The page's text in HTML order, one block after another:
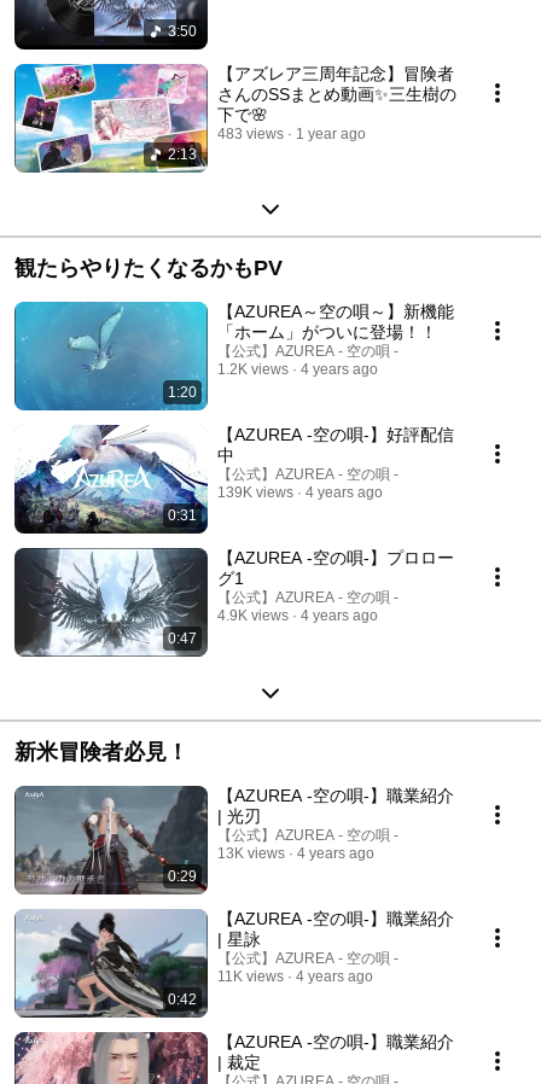
3:50
2:13
【アズレア三周年記念】冒険者
さんのSSまとめ動画✨三生樹の
下で🌸
483 views 1 year ago
観たらやりたくなるかもPV
1:20
【AZUREA～空の唄～】新機能
「ホーム」がついに登場！！
【公式】AZUREA - 空の唄 -
1.2K views
4 years ago
0:31
【AZUREA -空の唄-】好評配信
中
【公式】AZUREA - 空の唄 -
139K views
4 years ago
0:47
【AZUREA -空の唄-】プロロー
グ1
【公式】AZUREA - 空の唄 -
4.9K views
4 years ago
新米冒険者必見！
0:29
【AZUREA -空の唄-】職業紹介
| 光刃
【公式】AZUREA - 空の唄 -
13K views
4 years ago
0:42
【AZUREA -空の唄-】職業紹介
| 星詠
【公式】AZUREA - 空の唄 -
11K views
4 years ago
【AZUREA -空の唄-】職業紹介
| 裁定